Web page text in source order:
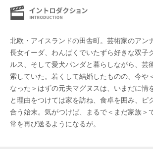
北欧・アイスランドの田舎町。芸術家のアン
長女イーダ、わんぱくでいたずら好きな双子
ルス、そして愛犬パンダと暮らしながら、芸
索していた。若くして結婚したものの、今や
なった＞はずの元夫マグヌスは、いまだに情
と理由をつけては家を訪ね、食卓を囲み、ピ
合う始末。気がつけば、まるで＜まだ家族＞
常を再び送るようになるが。